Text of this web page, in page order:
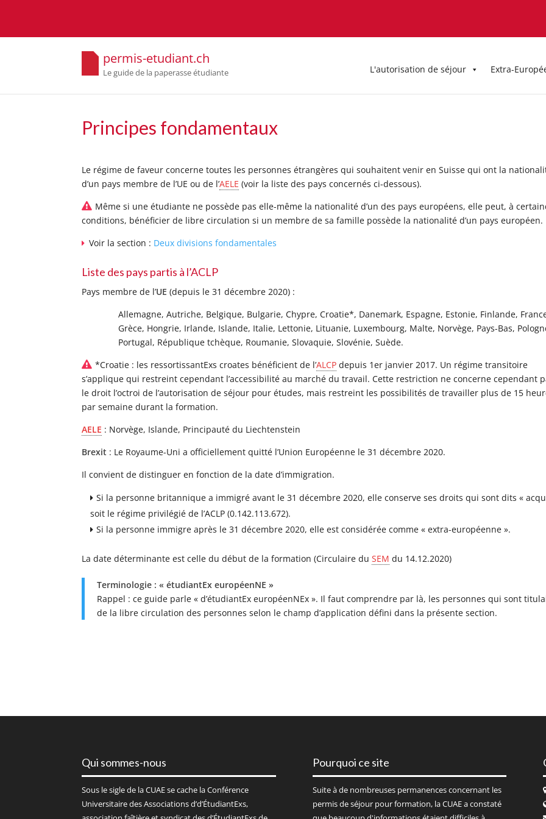
permis-etudiant.ch
Le guide de la paperasse étudiante L'autorisation de séjour Extra-
Principes fondamentaux
Le régime de faveur concerne toutes les personnes étrangères qui souhaitent venir en Suisse qui ont la
d’un pays membre de l’UE ou de l’AELE (voir la liste des pays concernés ci-dessous).
Même si une étudiante ne possède pas elle-même la nationalité d’un des pays européens, elle peut, à
conditions, bénéficier de libre circulation si un membre de sa famille possède la nationalité d’un pays européen.
Voir la section : Deux divisions fondamentales
Liste des pays partis à l’ACLP
Pays membre de l’UE (depuis le 31 décembre 2020) :
Allemagne, Autriche, Belgique, Bulgarie, Chypre, Croatie*, Danemark, Espagne, Estonie, Finlande,
Grèce, Hongrie, Irlande, Islande, Italie, Lettonie, Lituanie, Luxembourg, Malte, Norvège, Pays-Bas,
Portugal, République tchèque, Roumanie, Slovaquie, Slovénie, Suède.
*Croatie : les ressortissantExs croates bénéficient de l’ALCP depuis 1er janvier 2017. Un régime transitoire
s’applique qui restreint cependant l’accessibilité au marché du travail. Cette restriction ne concerne cependant
le droit l’octroi de l’autorisation de séjour pour études, mais restreint les possibilités de travailler plus de 15
par semaine durant la formation.
AELE : Norvège, Islande, Principauté du Liechtenstein
Brexit : Le Royaume-Uni a officiellement quitté l’Union Européenne le 31 décembre 2020.
Il convient de distinguer en fonction de la date d’immigration.
Si la personne britannique a immigré avant le 31 décembre 2020, elle conserve ses droits qui sont dits «
soit le régime privilégié de l’ACLP (0.142.113.672).
Si la personne immigre après le 31 décembre 2020, elle est considérée comme « extra-européenne ».
La date déterminante est celle du début de la formation (Circulaire duSEM du 14.12.2020)
Terminologie : « étudiantEx européenNE »
Rappel : ce guide parle « d’étudiantEx européenNEx ». Il faut comprendre par là, les personnes qui sont
de la libre circulation des personnes selon le champ d’application défini dans la présente section.
Qui sommes-nous
Sous le sigle de laCUAEse cache la Conférence
Universitaire des Associations d’d’ÉtudiantExs,
Pourquoi ce site
Suite à de nombreuses permanences concernant les
permis de séjour pour formation, la CUAE a constaté